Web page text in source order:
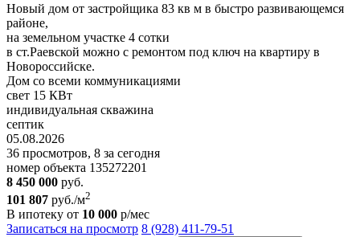
Новый дом от застройщика 83 кв м в быстро развивающемся
районе,
на земельном участке 4 сотки
в ст.Раевской можно с ремонтом под ключ на квартиру в
Новороссийске.
Дом со всеми коммуникациями
свет 15 КВт
индивидуальная скважина
септик
05.08.2026
36 просмотров, 8 за сегодня
номер объекта 135272201
8 450 000 руб.
101 807 руб./м2
В ипотеку от 10 000 р/мес
Записаться на просмотр 8 (928) 411-79-51